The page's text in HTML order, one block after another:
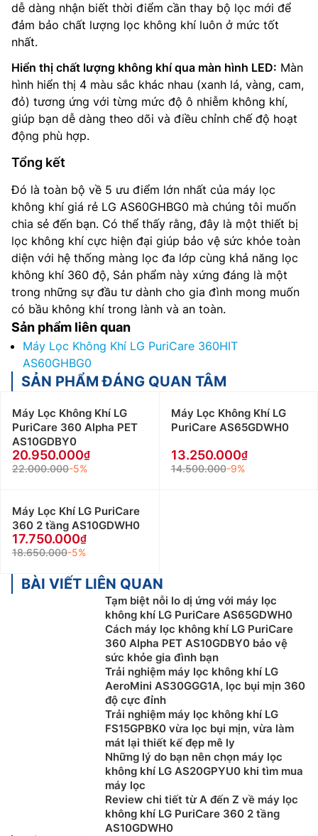
dễ dàng nhận biết thời điểm cần thay bộ lọc mới để
đảm bảo chất lượng lọc không khí luôn ở mức tốt
nhất.
Hiển thị chất lượng không khí qua màn hình LED: Màn
hình hiển thị 4 màu sắc khác nhau (xanh lá, vàng, cam,
đỏ) tương ứng với từng mức độ ô nhiễm không khí,
giúp bạn dễ dàng theo dõi và điều chỉnh chế độ hoạt
động phù hợp.
Tổng kết
Đó là toàn bộ về 5 ưu điểm lớn nhất của máy lọc
không khí giá rẻ LG AS60GHBG0 mà chúng tôi muốn
chia sẻ đến bạn. Có thể thấy rằng, đây là một thiết bị
lọc không khí cực hiện đại giúp bảo vệ sức khỏe toàn
diện với hệ thống màng lọc đa lớp cùng khả năng lọc
không khí 360 độ, Sản phẩm này xứng đáng là một
trong những sự đầu tư dành cho gia đình mong muốn
có bầu không khí trong lành và an toàn.
Sản phẩm liên quan
Máy Lọc Không Khí LG PuriCare 360HIT
AS60GHBG0
SẢN PHẨM ĐÁNG QUAN TÂM
Máy Lọc Không Khí LG
PuriCare 360 Alpha PET
AS10GDBY0
20.950.000
22.000.000-5%
Máy Lọc Không Khí LG
PuriCare AS65GDWH0
13.250.000
14.500.000-9%
Máy Lọc Khí LG PuriCare
360 2 tầng AS10GDWH0
17.750.000
18.650.000-5%
BÀI VIẾT LIÊN QUAN
Tạm biệt nỗi lo dị ứng với máy lọc
không khí LG PuriCare AS65GDWH0
Cách máy lọc không khí LG PuriCare
360 Alpha PET AS10GDBY0 bảo vệ
sức khỏe gia đình bạn
Trải nghiệm máy lọc không khí LG
AeroMini AS30GGG1A, lọc bụi mịn 360
độ cực đỉnh
Trải nghiệm máy lọc không khí LG
FS15GPBK0 vừa lọc bụi mịn, vừa làm
mát lại thiết kế đẹp mê ly
Những lý do bạn nên chọn máy lọc
không khí LG AS20GPYU0 khi tìm mua
máy lọc
Review chi tiết từ A đến Z về máy lọc
không khí LG PuriCare 360 2 tầng
AS10GDWH0